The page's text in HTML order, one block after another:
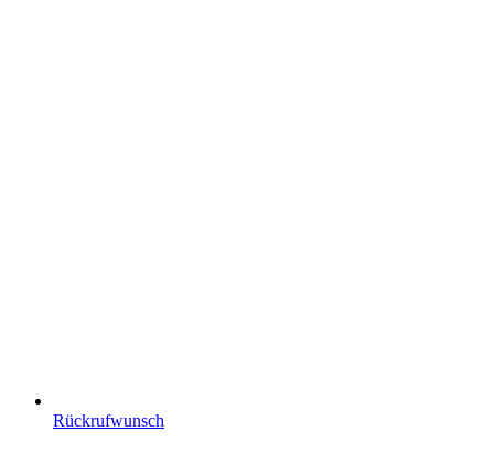
Rückrufwunsch